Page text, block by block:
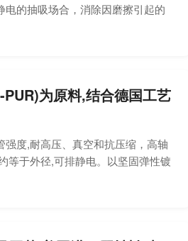
的抽吸场合，消除因磨擦引起的
为原料,结合德国工艺
度,耐高压、真空和抗压缩，高轴
等于外径,可排静电。以坚固弹性镀